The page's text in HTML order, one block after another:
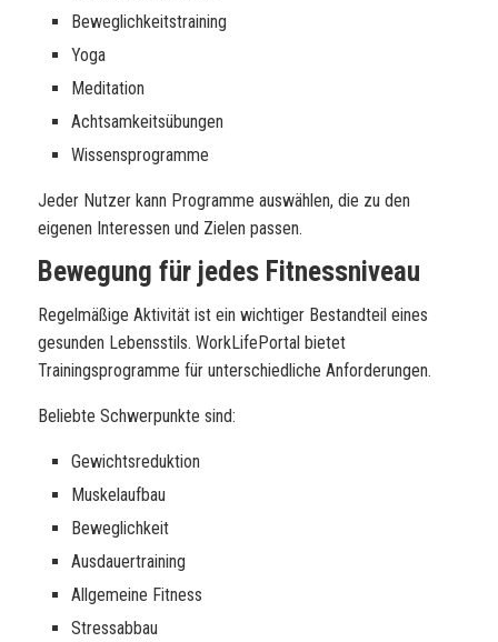
Beweglichkeitstraining
Yoga
Meditation
Achtsamkeitsübungen
Wissensprogramme
Jeder Nutzer kann Programme auswählen, die zu den
eigenen Interessen und Zielen passen.
Bewegung für jedes Fitnessniveau
Regelmäßige Aktivität ist ein wichtiger Bestandteil eines
gesunden Lebensstils. WorkLifePortal bietet
Trainingsprogramme für unterschiedliche Anforderungen.
Beliebte Schwerpunkte sind:
Gewichtsreduktion
Muskelaufbau
Beweglichkeit
Ausdauertraining
Allgemeine Fitness
Stressabbau